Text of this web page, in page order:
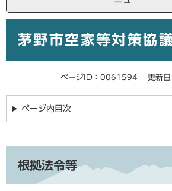
茅野市空家等対策協
ページID：0061594 更新
ページ内目次
根拠法令等